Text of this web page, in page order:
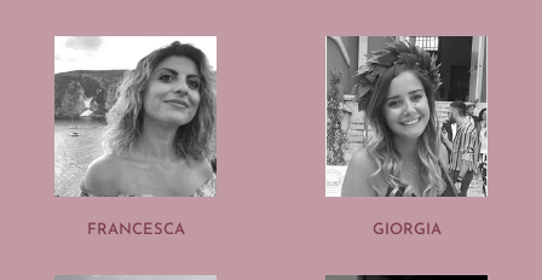
FRANCESCA GIORGIA